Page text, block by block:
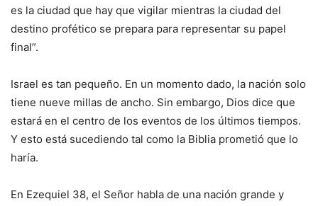
es la ciudad que hay que vigilar mientras la ciudad del
destino profético se prepara para representar su papel
final”.
Israel es tan pequeño. En un momento dado, la nación solo
tiene nueve millas de ancho. Sin embargo, Dios dice que
estará en el centro de los eventos de los últimos tiempos.
Y esto está sucediendo tal como la Biblia prometió que lo
haría.
En Ezequiel 38, el Señor habla de una nación grande y